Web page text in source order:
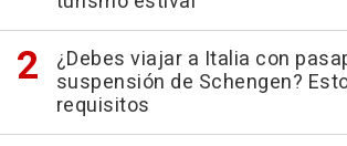
¿Debes viajar a Italia con
suspensión de Schengen?
requisitos